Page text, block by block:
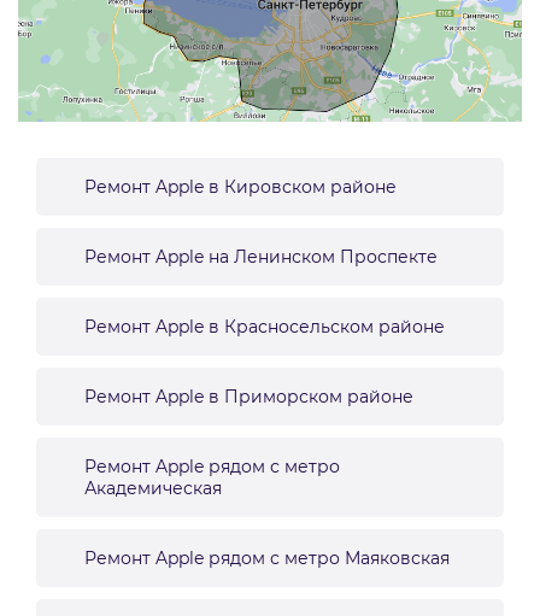
Ремонт Apple в Кировском районе
Ремонт Apple на Ленинском Проспекте
Ремонт Apple в Красносельском районе
Ремонт Apple в Приморском районе
Ремонт Apple рядом с метро
Академическая
Ремонт Apple рядом с метро Маяковская